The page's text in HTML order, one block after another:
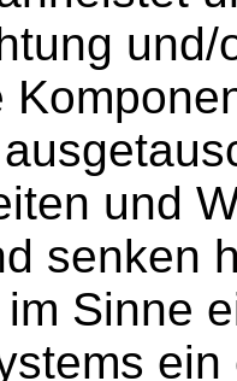
und
senken
Sinne